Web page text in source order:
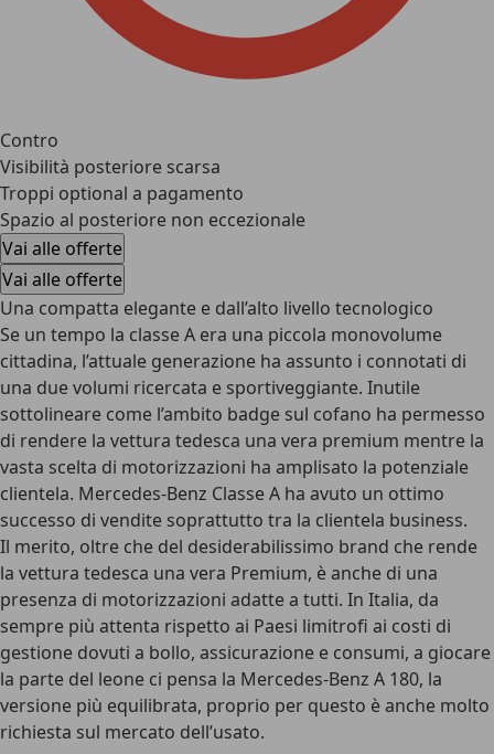
Contro
Visibilità posteriore scarsa
Troppi optional a pagamento
Spazio al posteriore non eccezionale
Vai alle offerte
Vai alle offerte
Una compatta elegante e dall’alto livello tecnologico
Se un tempo la classe A era una piccola monovolume
cittadina, l’attuale generazione ha assunto i connotati di
una due volumi ricercata e sportiveggiante. Inutile
sottolineare come l’ambito badge sul cofano ha permesso
di rendere la vettura tedesca una vera premium mentre la
vasta scelta di motorizzazioni ha amplisato la potenziale
clientela. Mercedes-Benz Classe A ha avuto un ottimo
successo di vendite soprattutto tra la clientela business.
Il merito, oltre che del desiderabilissimo brand che rende
la vettura tedesca una vera Premium, è anche di una
presenza di motorizzazioni adatte a tutti. In Italia, da
sempre più attenta rispetto ai Paesi limitrofi ai costi di
gestione dovuti a bollo, assicurazione e consumi, a giocare
la parte del leone ci pensa la Mercedes-Benz A 180, la
versione più equilibrata, proprio per questo è anche molto
richiesta sul mercato dell’usato.